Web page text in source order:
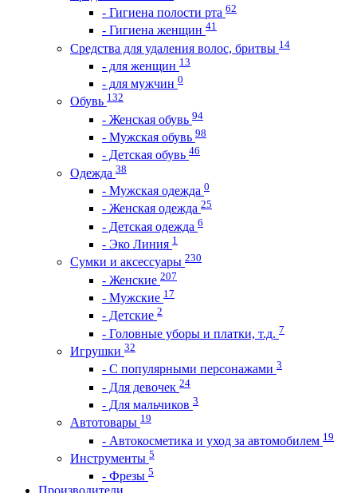
- Гигиена полости рта 62
- Гигиена женщин 41
Средства для удаления волос, бритвы 14
- для женщин 13
- для мужчин 0
Обувь 132
- Женская обувь 94
- Мужская обувь 98
- Детская обувь 46
Одежда 38
- Мужская одежда 0
- Женская одежда 25
- Детская одежда 6
- Эко Линия 1
Сумки и аксессуары 230
- Женские 207
- Мужские 17
- Детские 2
- Головные уборы и платки, т.д. 7
Игрушки 32
- С популярными персонажами 3
- Для девочек 24
- Для мальчиков 3
Автотовары 19
- Автокосметика и уход за автомобилем 19
Инструменты 5
- Фрезы 5